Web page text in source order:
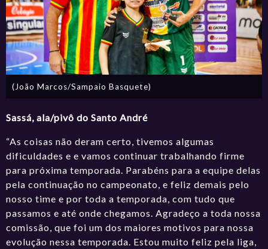
(João Marcos/Sampaio Basquete)
Sassá, ala/pivô do Santo André
“As coisas não deram certo, tivemos algumas
dificuldades e e vamos continuar trabalhando firme
para próxima temporada. Parabéns para a equipe delas
pela continuação no campeonato, e feliz demais pelo
nosso time e por toda a temporada, com tudo que
passamos e até onde chegamos. Agradeço a toda nossa
comissão, que foi um dos maiores motivos para nossa
evolução nessa temporada. Estou muito feliz pela liga,